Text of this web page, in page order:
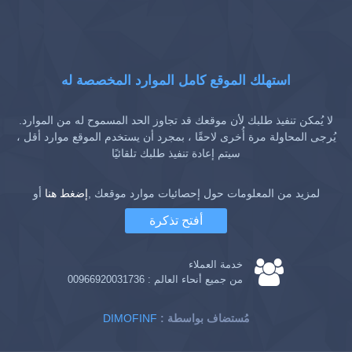
استهلك الموقع كامل الموارد المخصصة له
لا يُمكن تنفيذ طلبك لأن موقعك قد تجاوز الحد المسموح له من الموارد.
يُرجى المحاولة مرة أُخرى لاحقًا ، بمجرد أن يستخدم الموقع موارد أقل ،
سيتم إعادة تنفيذ طلبك تلقائيًا
لمزيد من المعلومات حول إحصائيات موارد موقعك ,إضغط هنا أو
أفتح تذكرة
خدمة العملاء
من جميع أنحاء العالم : 00966920031736
DIMOFINF : مُستضاف بواسطة